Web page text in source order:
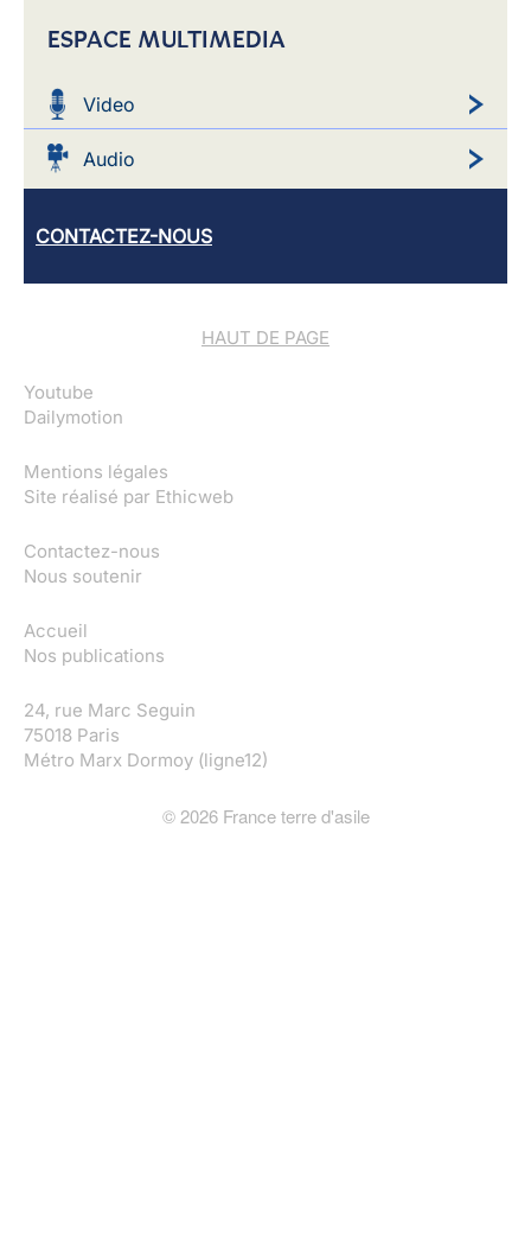
ESPACE MULTIMEDIA
Video
Audio
CONTACTEZ-NOUS
HAUT DE PAGE
Youtube
Dailymotion
Mentions légales
Site réalisé par Ethicweb
Contactez-nous
Nous soutenir
Accueil
Nos publications
24, rue Marc Seguin
75018 Paris
Métro Marx Dormoy (ligne12)
© 2026France terre d'asile